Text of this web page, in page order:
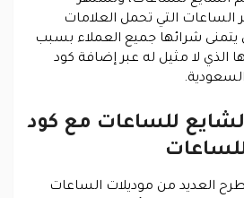
التي تحمل العلامات
يتمنى شرائها جميع العملاء بسبب
الذي لا مثيل له عبر إضافة كود
للساعات مع كود
العديد من موديلات الساعات